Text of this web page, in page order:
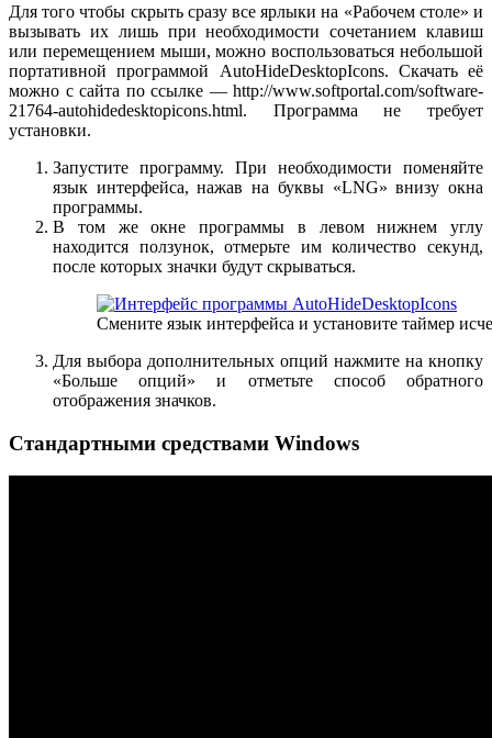
Для того чтобы скрыть сразу все ярлыки на «Рабочем столе» и
вызывать их лишь при необходимости сочетанием клавиш
или перемещением мыши, можно воспользоваться небольшой
портативной программой AutoHideDesktopIcons. Скачать её
можно с сайта по ссылке — http://www.softportal.com/software-
21764-autohidedesktopicons.html. Программа не требует
установки.
Запустите программу. При необходимости поменяйте
язык интерфейса, нажав на буквы «LNG» внизу окна
программы.
В том же окне программы в левом нижнем углу
находится ползунок, отмерьте им количество секунд,
после которых значки будут скрываться.
Смените язык интерфейса и установите таймер
Для выбора дополнительных опций нажмите на кнопку
«Больше опций» и отметьте способ обратного
отображения значков.
Стандартными средствами Windows